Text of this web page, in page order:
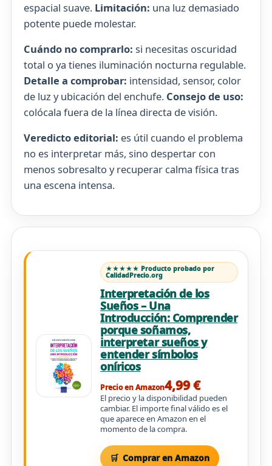
espacial suave. Limitación: una luz demasiado
potente puede molestar.
Cuándo no comprarlo: si necesitas oscuridad
total o ya tienes iluminación nocturna regulable.
Detalle a comprobar: intensidad, sensor, color
de luz y ubicación del enchufe. Consejo de uso:
colócala fuera de la línea directa de visión.
Veredicto editorial: es útil cuando el problema
no es interpretar más, sino despertar con
menos sobresalto y recuperar calma física tras
una escena intensa.
★★★★★ Producto probado por
CalidadPrecio.org
Interpretación de los
Sueños – Una
Introducción: Comprender
porque soñamos,
interpretar sueños y
entender símbolos
oníricos
Precio en Amazon4,99 €
El precio y la disponibilidad pueden
cambiar. El importe final válido es el
que aparece en Amazon en el
momento de la compra.
Comprar en Amazon